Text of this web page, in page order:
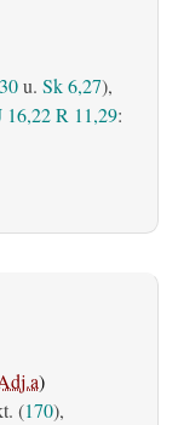
u. Sk 6,27),
16,22R 11,29:
)
(170),